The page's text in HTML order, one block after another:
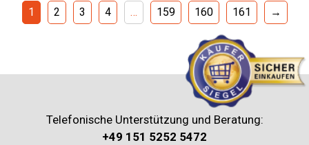
1 2 3 4 … 159 160 161 →
Telefonische Unterstützung und Beratung:
+49 151 5252 5472